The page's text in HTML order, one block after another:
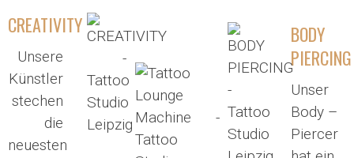
CREATIVITY
Unsere
Künstler
stechen
die
neuesten
BODY
PIERCING
Unser
Body –
Piercer